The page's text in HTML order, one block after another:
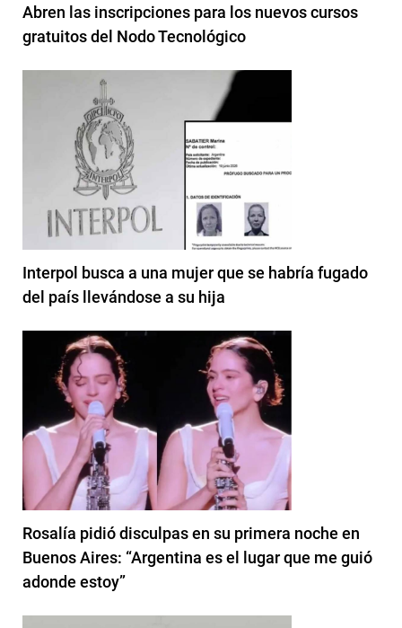
Abren las inscripciones para los nuevos cursos
gratuitos del Nodo Tecnológico
Interpol busca a una mujer que se habría fugado
del país llevándose a su hija
Rosalía pidió disculpas en su primera noche en
Buenos Aires: “Argentina es el lugar que me guió
adonde estoy”